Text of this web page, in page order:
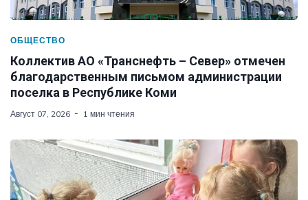
ОБЩЕСТВО
Коллектив АО «Транснефть – Север» отмечен
благодарственным письмом администрации
поселка в Республике Коми
Август 07, 2026 1 мин чтения